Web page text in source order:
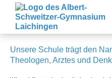
Zum
Inhalt
springen
Unser Namensgeber
Albert Schweitzer
Unsere Schule trägt den
Theologen, Arztes und